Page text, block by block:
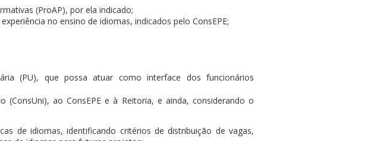
(ProAP), por ela indicado;
no ensino de idiomas, indicados pelo ConsEPE;
(PU), que possa atuar como interface dos funcionários
ao ConsEPE e à Reitoria, e ainda, considerando o
de idiomas, identificando critérios de distribuição de vagas,